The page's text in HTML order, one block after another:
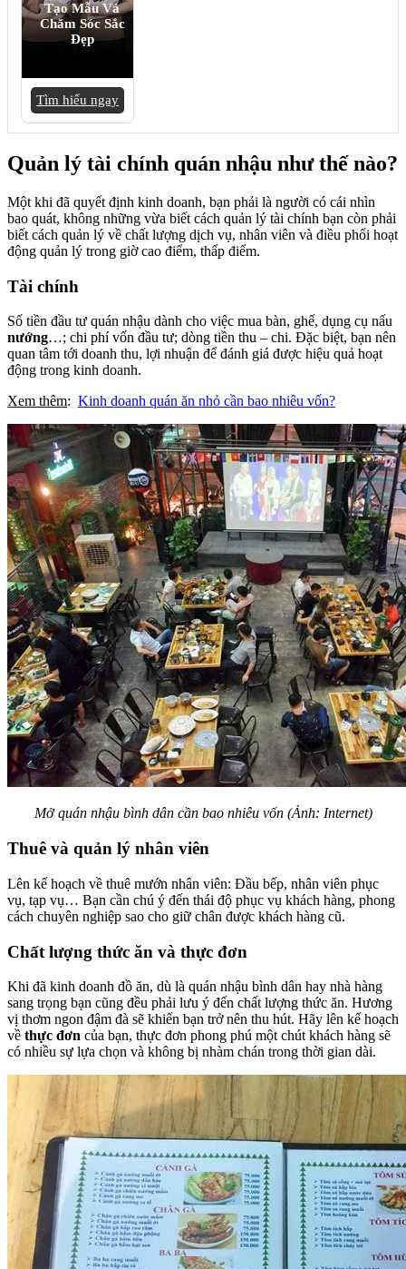
Tạo Mẫu Và
Chăm Sóc Sắc
Đẹp
Tìm hiểu ngay
Quản lý tài chính quán nhậu như thế nào?
Một khi đã quyết định kinh doanh, bạn phải là người có cái nhìn
bao quát, không những vừa biết cách quản lý tài chính bạn còn phải
biết cách quản lý về chất lượng dịch vụ, nhân viên và điều phối hoạt
động quản lý trong giờ cao điểm, thấp điểm.
Tài chính
Số tiền đầu tư quán nhậu dành cho việc mua bàn, ghế, dụng cụ nấu
nướng…; chi phí vốn đầu tư; dòng tiền thu – chi. Đặc biệt, bạn nên
quan tâm tới doanh thu, lợi nhuận để đánh giá được hiệu quả hoạt
động trong kinh doanh.
Xem thêm: Kinh doanh quán ăn nhỏ cần bao nhiêu vốn?
Mở quán nhậu bình dân cần bao nhiêu vốn (Ảnh: Internet)
Thuê và quản lý nhân viên
Lên kế hoạch về thuê mướn nhân viên: Đầu bếp, nhân viên phục
vụ, tạp vụ… Bạn cần chú ý đến thái độ phục vụ khách hàng, phong
cách chuyên nghiệp sao cho giữ chân được khách hàng cũ.
Chất lượng thức ăn và thực đơn
Khi đã kinh doanh đồ ăn, dù là quán nhậu bình dân hay nhà hàng
sang trọng bạn cũng đều phải lưu ý đến chất lượng thức ăn. Hương
vị thơm ngon đậm đà sẽ khiến bạn trở nên thu hút. Hãy lên kế hoạch
về thực đơn của bạn, thực đơn phong phú một chút khách hàng sẽ
có nhiều sự lựa chọn và không bị nhàm chán trong thời gian dài.